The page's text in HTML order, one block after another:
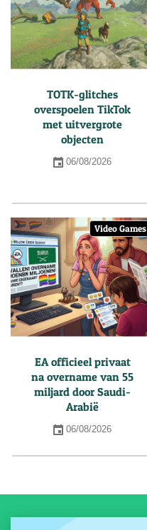
TOTK-glitches
overspoelen TikTok
met uitvergrote
objecten
06/08/2026
Video Games
EA officieel privaat
na overname van 55
miljard door Saudi-
Arabië
06/08/2026